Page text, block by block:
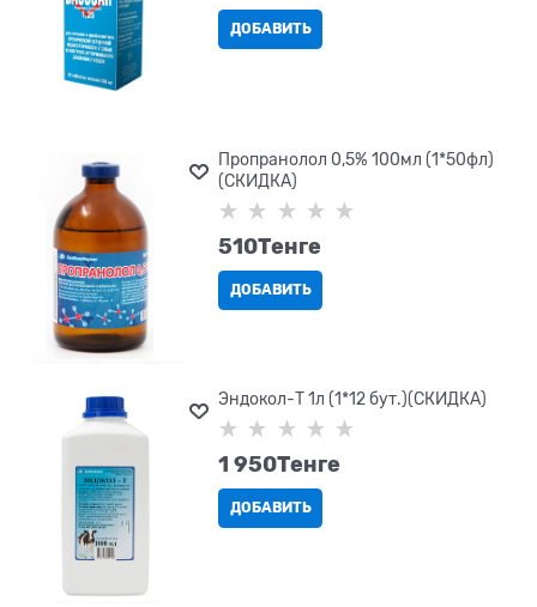
ДОБАВИТЬ
Пропранолол 0,5% 100мл (1*50фл)
(СКИДКА)
510Tенге
ДОБАВИТЬ
Эндокол-T 1л (1*12 бут.)(СКИДКА)
1 950Tенге
ДОБАВИТЬ